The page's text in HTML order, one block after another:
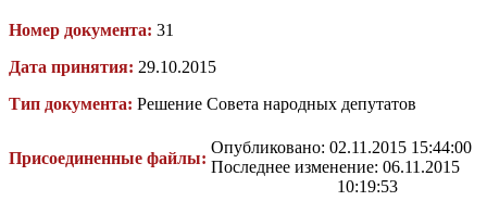
Номер документа: 31
Дата принятия: 29.10.2015
Тип документа: Решение Совета народных депутатов
Присоединенные файлы:
Опубликовано: 02.11.2015 15:44:00
Последнее изменение: 06.11.2015
10:19:53